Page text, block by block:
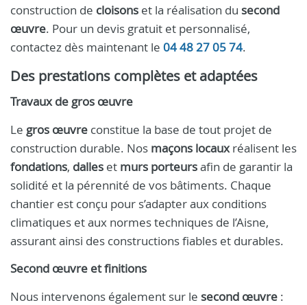
construction de cloisons et la réalisation du second
œuvre. Pour un devis gratuit et personnalisé,
contactez dès maintenant le 04 48 27 05 74.
Des prestations complètes et adaptées
Travaux de gros œuvre
Le gros œuvre constitue la base de tout projet de
construction durable. Nos maçons locauxréalisent les
fondations, dalles et murs porteursafin de garantir la
solidité et la pérennité de vos bâtiments. Chaque
chantier est conçu pour s’adapter aux conditions
climatiques et aux normes techniques de l’Aisne,
assurant ainsi des constructions fiables et durables.
Second œuvre et finitions
Nous intervenons également sur le second œuvre :